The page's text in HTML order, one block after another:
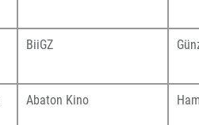
BiiGZ
Abaton Kino